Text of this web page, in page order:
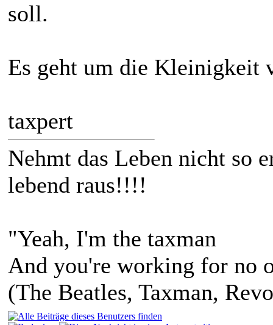
soll.
Es geht um die Kleinigkeit
taxpert
Nehmt das Leben nicht so
lebend raus!!!!
"Yeah, I'm the taxman
And you're working for no
(The Beatles, Taxman,